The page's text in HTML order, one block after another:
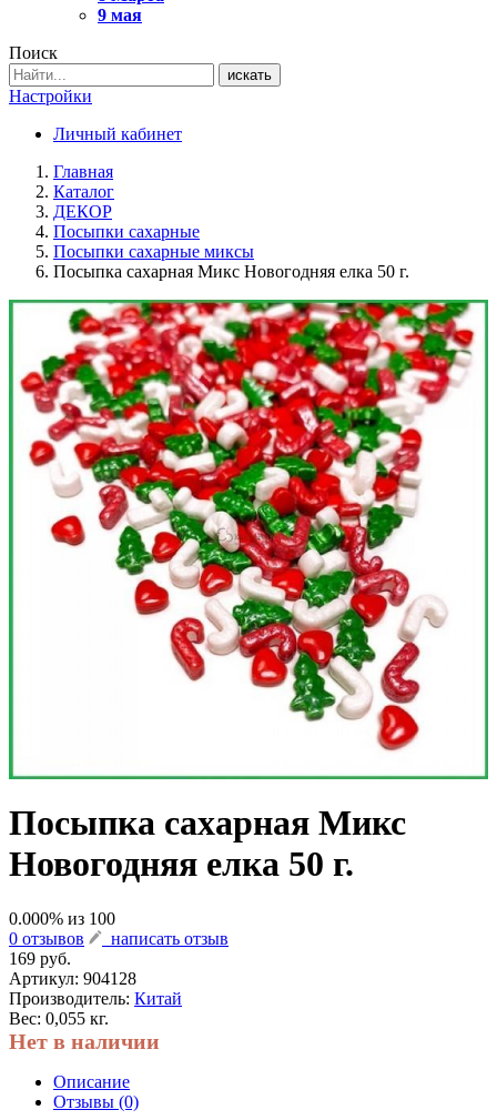
9 мая
Поиск
искать
Настройки
Личный кабинет
Главная
Каталог
ДЕКОР
Посыпки сахарные
Посыпки сахарные миксы
Посыпка сахарная Микс Новогодняя елка 50 г.
Посыпка сахарная Микс
Новогодняя елка 50 г.
0.000% из 100
0 отзывов
написать отзыв
169 руб.
Артикул: 904128
Производитель: Китай
Вес: 0,055 кг.
Нет в наличии
Описание
Отзывы (0)